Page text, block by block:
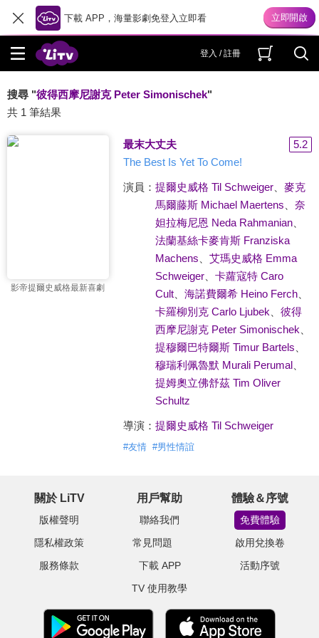
下載 APP，海量影劇免登入立即看
登入 / 註冊
搜尋 "彼得西摩尼謝克 Peter Simonischek"
共 1 筆結果
影帝提爾史威格最新喜劇
最末大丈夫
5.2
The Best Is Yet To Come!
演員： 提爾史威格 Til Schweiger、 麥克
馬爾藤斯 Michael Maertens
奈
妲拉梅尼恩 Neda Rahmanian、
法蘭基絲卡麥肯斯 Franziska
Machens
艾瑪史威格 Emma
Schweiger、 卡蘿寇特 Caro
Cult、 海諾費爾希 Heino Ferch、
卡羅柳別克 Carlo Ljubek
彼得
西摩尼謝克 Peter Simonischek
提穆爾巴特爾斯 Timur Bartels
穆瑞利佩魯默 Murali Perumal、
提姆奧立佛舒茲 Tim Oliver
Schultz
導演： 提爾史威格 Til Schweiger
#友情 #男性情誼
關於 LiTV
版權聲明
隱私權政策
服務條款
用戶幫助
聯絡我們
常見問題
下載 APP
TV 使用教學
體驗＆序號
免費體驗
啟用兌換卷
活動序號